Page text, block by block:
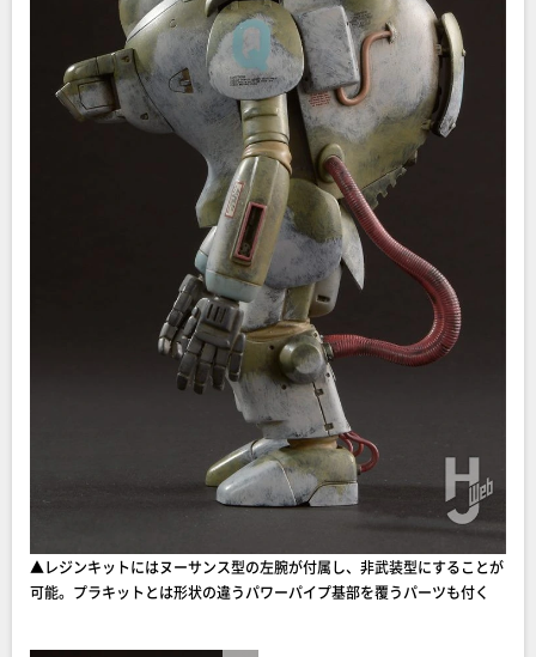
▲レジンキットにはヌーサンス型の左腕が付属し、非武装型にすることが
可能。プラキットとは形状の違うパワーパイプ基部を覆うパーツも付く